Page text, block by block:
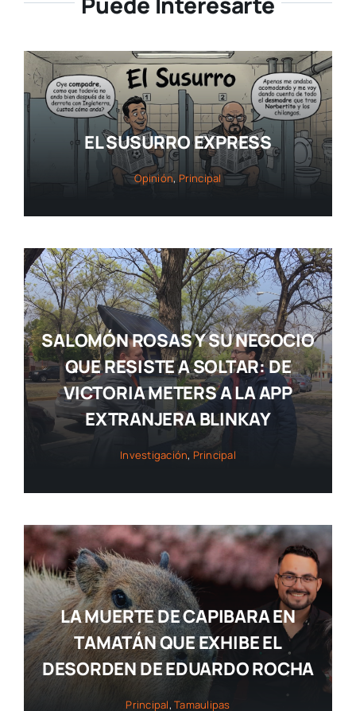
EL SUSURRO EXPRESS
Opinión, Principal
SALOMÓN ROSAS Y SU NEGOCIO
QUE RESISTE A SOLTAR: DE
VICTORIA METERS A LA APP
EXTRANJERA BLINKAY
Investigación, Principal
LA MUERTE DE CAPIBARA EN
TAMATÁN QUE EXHIBE EL
DESORDEN DE EDUARDO ROCHA
Principal,Tamaulipas